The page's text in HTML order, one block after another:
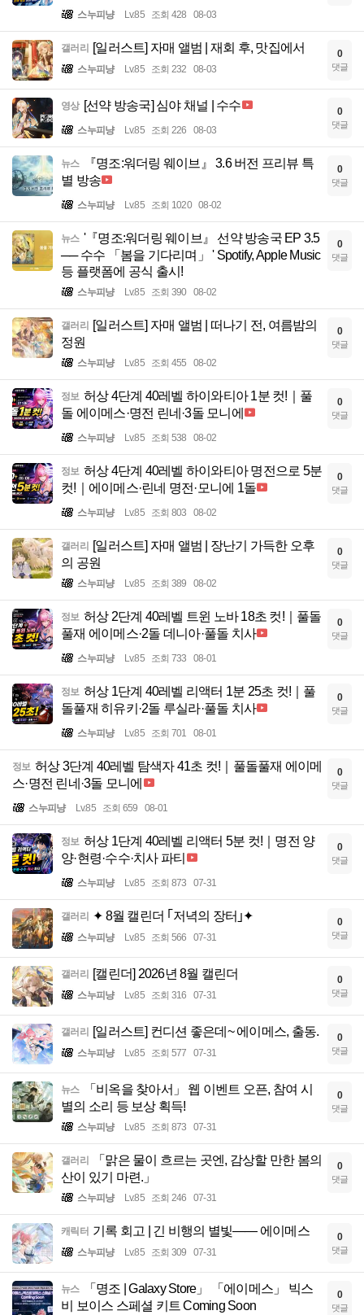
스누피냥 Lv.85 조회 428 08-03
갤러리 [일러스트] 자매 앨범 | 재회 후, 맛집에서
스누피냥 Lv.85 조회 232 08-03
0
댓글
영상 [선약 방송국] 심야 채널 | 수수
스누피냥 Lv.85 조회 226 08-03
0
댓글
뉴스
『명조:워더링 웨이브』 3.6 버전 프리뷰 특
별 방송
스누피냥 Lv.85 조회 1020 08-02
0
댓글
뉴스 '『명조:워더링 웨이브』 선약 방송국 EP 3.5
── 수수 「봄을 기다리며」 ' Spotify, Apple Music
등 플랫폼에 공식 출시!
스누피냥 Lv.85 조회 390 08-02
0
댓글
갤러리 [일러스트] 자매 앨범 | 떠나기 전, 여름밤의
정원
스누피냥 Lv.85 조회 455 08-02
0
댓글
정보 허상 4단계 40레벨 하이와티아 1분 컷!｜풀
돌 에이메스·명전 린네·3돌 모니에
스누피냥 Lv.85 조회 538 08-02
0
댓글
정보 허상 4단계 40레벨 하이와티아 명전으로 5분
컷!｜에이메스·린네 명전·모니에 1돌
스누피냥 Lv.85 조회 803 08-02
0
댓글
갤러리 [일러스트] 자매 앨범 | 장난기 가득한 오후
의 공원
스누피냥 Lv.85 조회 389 08-02
0
댓글
정보 허상 2단계 40레벨 트윈 노바 18초 컷!｜풀돌
풀재 에이메스·2돌 데니아·풀돌 치사
스누피냥 Lv.85 조회 733 08-01
0
댓글
정보 허상 1단계 40레벨 리액터 1분 25초 컷!｜풀
돌풀재 히유키·2돌 루실라·풀돌 치사
스누피냥 Lv.85 조회 701 08-01
0
댓글
정보 허상 3단계 40레벨 탐색자 41초 컷!｜풀돌풀재 에이메
스·명전 린네·3돌 모니에
스누피냥 Lv.85 조회 659 08-01
0
댓글
정보 허상 1단계 40레벨 리액터 5분 컷!｜명전 양
양·현령·수수·치사 파티
스누피냥 Lv.85 조회 873 07-31
0
댓글
갤러리 ✦ 8월 캘린더 ｢저녁의 장터｣✦
스누피냥 Lv.85 조회 566 07-31
0
댓글
갤러리 [캘린더] 2026년 8월 캘린더
스누피냥 Lv.85 조회 316 07-31
0
댓글
갤러리 [일러스트] 컨디션 좋은데~ 에이메스, 출동.
스누피냥 Lv.85 조회 577 07-31
0
댓글
뉴스
「비옥을 찾아서」 웹 이벤트 오픈, 참여 시
별의 소리 등 보상 획득!
스누피냥 Lv.85 조회 873 07-31
0
댓글
갤러리
「맑은 물이 흐르는 곳엔, 감상할 만한 봄의
산이 있기 마련.」
스누피냥 Lv.85 조회 246 07-31
0
댓글
캐릭터 기록 회고 | 긴 비행의 별빛—— 에이메스
스누피냥 Lv.85 조회 309 07-31
0
댓글
뉴스
「명조 | Galaxy Store」 「에이메스」 빅스
비 보이스 스페셜 키트 Coming Soon
0
댓글